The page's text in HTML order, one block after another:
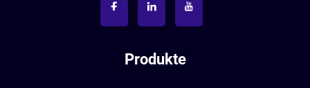
Produkte